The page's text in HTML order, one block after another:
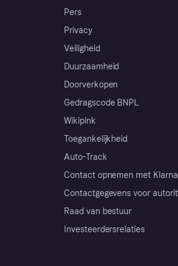
Pers
Privacy
Veiligheid
Duurzaamheid
Doorverkopen
Gedragscode BNPL
Wikipink
Toegankelijkheid
Auto-Track
Contact opnemen met Klarna
Contactgegevens voor
Raad van bestuur
Investeerdersrelaties